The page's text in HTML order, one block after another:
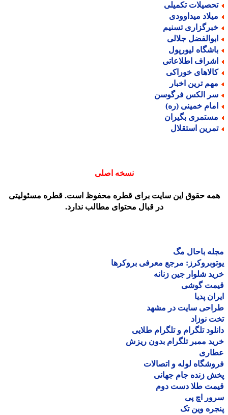
تکمیلی
میداوودی
تسنیم
جلالی
لیورپول
اطلاعاتی
خوراکی
ترین اخبار
الکس فرگوسن
خمینی (ره)
بگیران
استقلال
نسخه اصلی
حقوق این سایت برای قطره محفوظ است. قطره مسئولیتی
در قبال محتوای مطالب ندارد.
باحال مگ
مرجع معرفی بروکرها
شلوار جین زنانه
گوشی
پدیا
سایت در مشهد
نوزاد
تلگرام و تلگرام طلایی
ممبر تلگرام بدون ریزش
لوله و اتصالات
زنده جام جهانی
طلا دست دوم
اچ پی
وین تک